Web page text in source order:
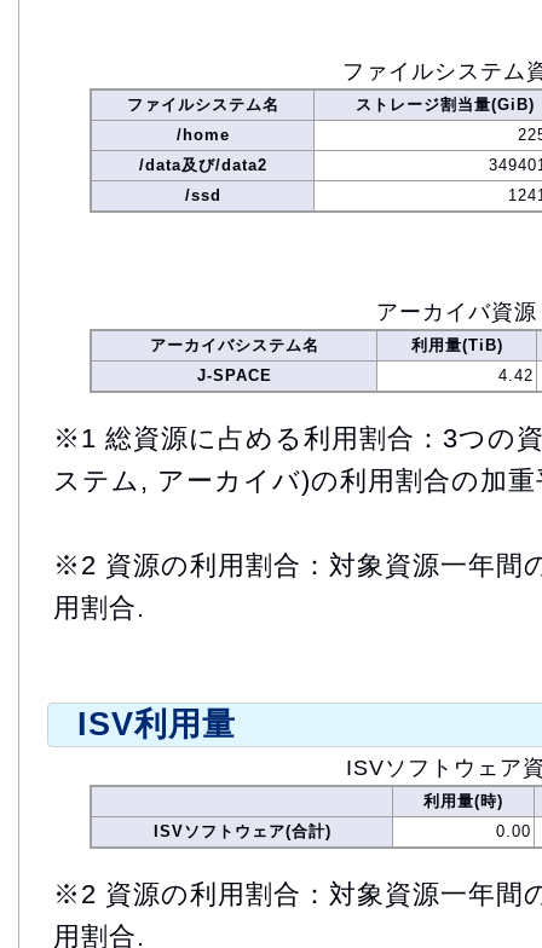
ファイルシステム
ファイルシステム名
ストレージ割当量(GiB)
/home
/data及び/data2
/ssd
アーカイバ資源
アーカイバシステム名
利用量(TiB)
J-SPACE
4.42
※1 総資源に占める利用割合：3つの
ステム, アーカイバ)の利用割合の加重
※2 資源の利用割合：対象資源一年間
用割合.
ISV利用量
ISVソフトウェア
利用量(時)
ISVソフトウェア(合計)
0.00
※2 資源の利用割合：対象資源一年間
用割合.